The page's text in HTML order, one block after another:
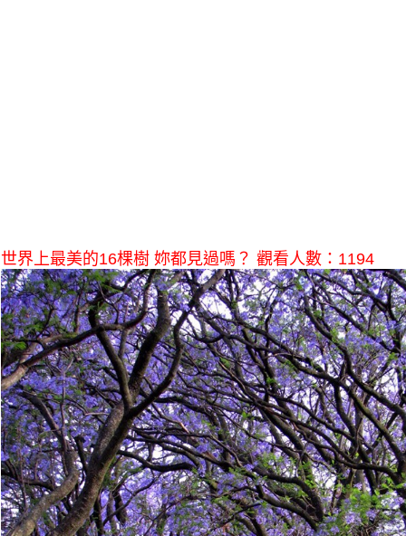
世界上最美的16棵樹 妳都見過嗎？ 觀看人數：1194